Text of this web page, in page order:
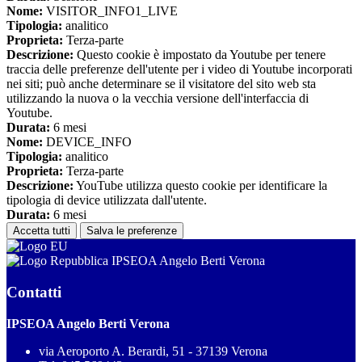
Nome: VISITOR_INFO1_LIVE
Tipologia: analitico
Proprieta: Terza-parte
Descrizione: Questo cookie è impostato da Youtube per tenere
traccia delle preferenze dell'utente per i video di Youtube incorporati
nei siti; può anche determinare se il visitatore del sito web sta
utilizzando la nuova o la vecchia versione dell'interfaccia di
Youtube.
Durata: 6 mesi
Nome: DEVICE_INFO
Tipologia: analitico
Proprieta: Terza-parte
Descrizione: YouTube utilizza questo cookie per identificare la
tipologia di device utilizzata dall'utente.
Durata: 6 mesi
Accetta tutti Salva le preferenze
IPSEOA Angelo Berti Verona
Contatti
IPSEOA Angelo Berti Verona
via Aeroporto A. Berardi, 51 - 37139 Verona